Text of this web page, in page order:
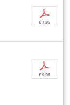
p
€ 7,95
p
€ 9,95